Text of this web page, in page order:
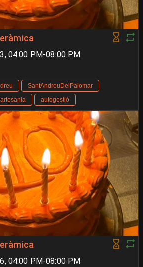
04:00 PM-08:00 PM
SantAndreuDelPalomar
artesania autogestió
04:00 PM-08:00 PM